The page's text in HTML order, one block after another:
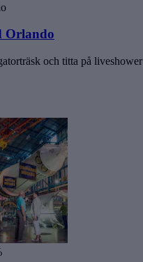
Orlando
och titta på liveshower